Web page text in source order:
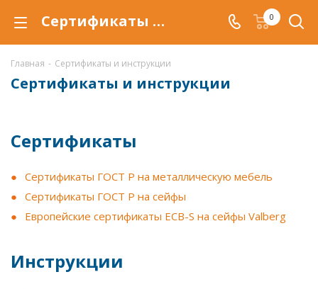
Сертификаты и инструкции на сейфы Valberg, Aiko, Topaz 0
Главная - Сертификаты и инструкции
Сертификаты и инструкции
Сертификаты
Сертификаты ГОСТ Р на металлическую мебель
Сертификаты ГОСТ Р на сейфы
Европейские сертификаты ECB-S на сейфы Valberg
Инструкции